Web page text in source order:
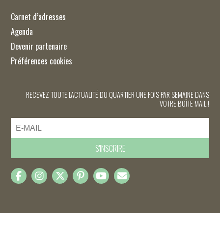
Carnet d’adresses
Agenda
Devenir partenaire
Préférences cookies
RECEVEZ TOUTE L'ACTUALITÉ DU QUARTIER UNE FOIS PAR SEMAINE DANS
VOTRE BOÎTE MAIL !